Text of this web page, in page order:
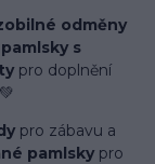
odměny
s
pro doplnění
pro zábavu a
pamlsky pro